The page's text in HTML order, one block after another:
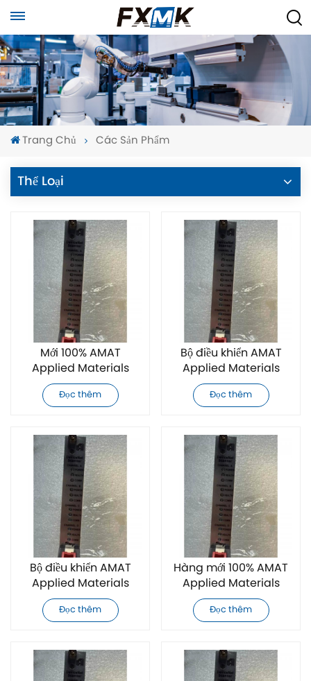
Trang Chủ Các Sản Phẩm
Thể Loại
Mới 100% AMAT
Applied Materials
0190-16927 Bộ điều
khiển
Đọc thêm
Bộ điều khiển AMAT
Applied Materials
0190-16926 hoàn toàn
mới
Đọc thêm
Bộ điều khiển AMAT
Applied Materials
0190-16928 hoàn toàn
mới
Đọc thêm
Hàng mới 100% AMAT
Applied Materials
0190-34513 Bộ điều
khiển
Đọc thêm